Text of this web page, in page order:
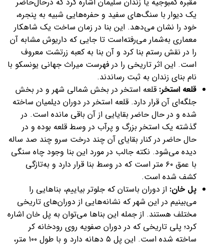
یک دیوار با سنگ‌های سفید و حفره‌هایی شبیه به پنجره،
خود را نشان می‌دهد. این بنا در زمان ساخت یک شاهکار
معماری به‌شمار می‌رفته‌است تا جایی که داریوش مشابه آن
را در نقش رستم بنا کرد و آن بنا به کعبه زرتشت معروف
است. این اثر تاریخی را در فهرست میراث جهانی یونسکو با
نام بنای زندان به ثبت رساندند.
قلعه استخر: قلعه استخر در بخش شمالی شهر و در بخش
جلگه‌ای آن قرار دارد. قلعه استخر در دوران دیلمیان ساخته
شده و در حال حاضر بقایایی از آن باقی مانده است. در
گذشته یک استخر بزرگ و پرآب در وسط قلعه بوده و در
حال حاضر در کنار بقایای آن چند درخت سرو چند صد ساله
دیده می‌شود. نکته جالب در مورد این بنا وجود چاه سنگی
با عمق ۶۰ متر است که در وسط بنا قرار دارد و به‌تازگی
کشف شده است.
پل خان: از دوران باستان که جلوتر بیاییم، بناهایی را
می‌بینیم در این شهر که نشانه‌هایی از دوران‌های تاریخی
مختلف هستند. از جمله این بناها می‌توان به پل خان اشاره
کرد؛ پلی تاریخی که در دوران صفویه روی رودخانه کر
ساخته شده است. این پل ۵ دهانه دارد و با طول ۱۰۰ متر،